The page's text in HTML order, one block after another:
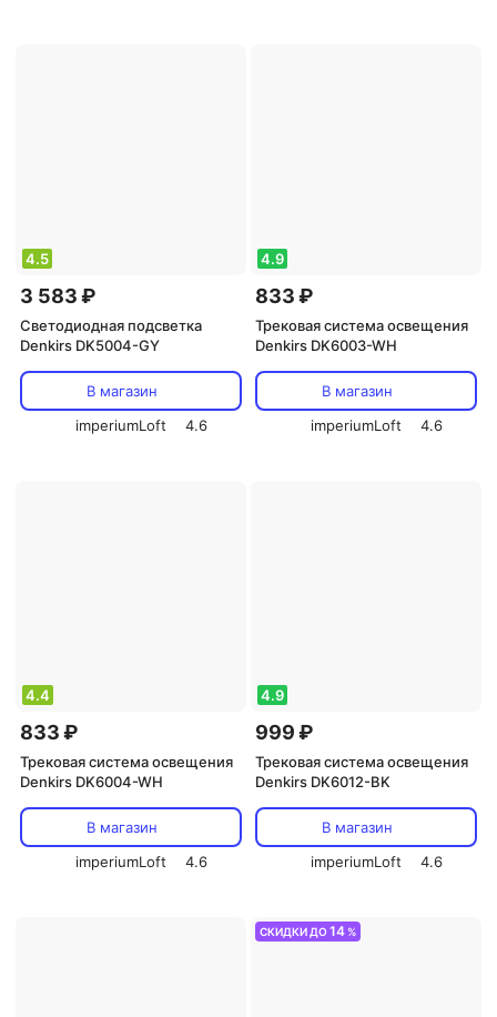
4.5
3 583 ₽
Светодиодная подсветка
Denkirs DK5004-GY
В магазин
imperiumLoft
4.6
4.9
833 ₽
Трековая система освещения
Denkirs DK6003-WH
В магазин
imperiumLoft
4.6
4.4
833 ₽
Трековая система освещения
Denkirs DK6004-WH
В магазин
imperiumLoft
4.6
4.9
999 ₽
Трековая система освещения
Denkirs DK6012-BK
В магазин
imperiumLoft
4.6
СКИДКИ ДО14 %